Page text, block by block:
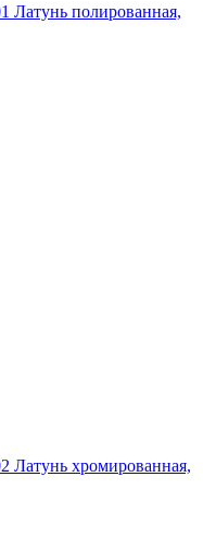
Латунь полированная,
Латунь хромированная,